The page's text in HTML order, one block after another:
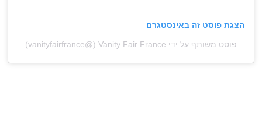
הצגת פוסט זה באינסטגרם
פוסט משותף על ידי ‏‎Vanity Fair France‎‏ (@‏‎vanityfairfrance‎‏)